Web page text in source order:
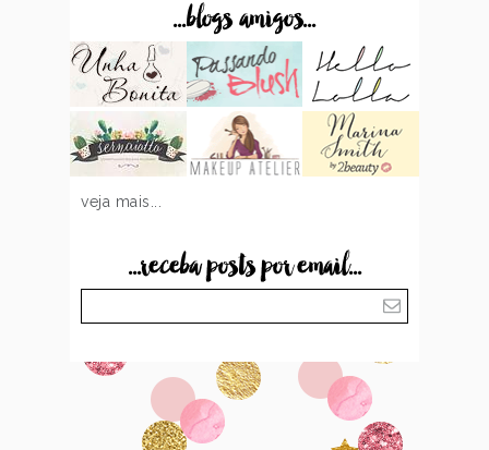
...blogs amigos...
veja mais...
...receba posts por email...